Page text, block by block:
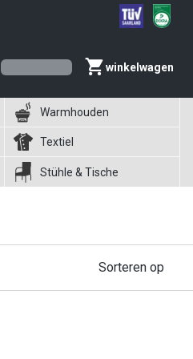
winkelwagen
Warmhouden
Textiel
Stühle & Tische
Sorteren op